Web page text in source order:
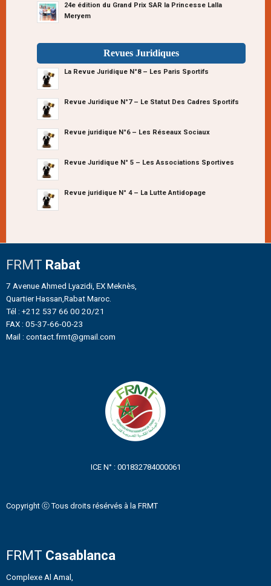
24e édition du Grand Prix SAR la Princesse Lalla
Meryem
Revues Juridiques
La Revue Juridique N°8 – Les Paris Sportifs
Revue Juridique N°7 – Le Statut Des Cadres Sportifs
Revue juridique N°6 – Les Réseaux Sociaux
Revue Juridique N° 5 – Les Associations Sportives
Revue juridique N° 4 – La Lutte Antidopage
FRMT Rabat
7 Avenue Ahmed Lyazidi, EX Meknès,
Quartier Hassan,Rabat Maroc.
Tél : +212 537 66 00 20/21
FAX : 05-37-66-00-23
Mail : contact.frmt@gmail.com
ICE N° : 001832784000061
Copyright ⓒ Tous droits résérvés à la FRMT
FRMT Casablanca
Complexe Al Amal,